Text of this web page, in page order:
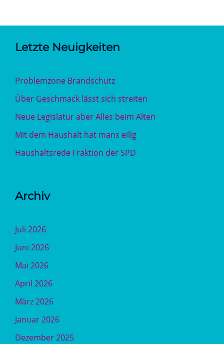
Letzte Neuigkeiten
Problemzone Brandschutz
Über Geschmack lässt sich streiten
Neue Legislatur aber Alles beim Alten
Mit dem Haushalt hat mans eilig
Haushaltsrede Fraktion der SPD
Archiv
Juli 2026
Juni 2026
Mai 2026
April 2026
März 2026
Januar 2026
Dezember 2025